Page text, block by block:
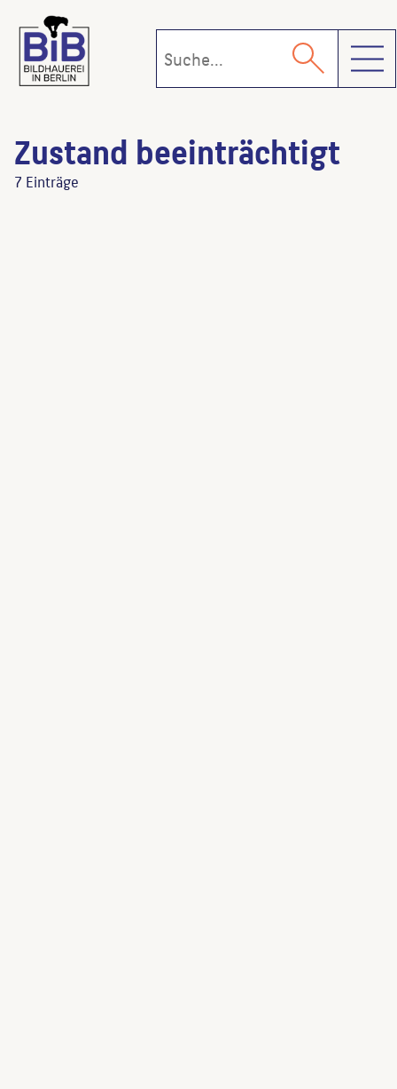
Zustand beeinträchtigt
7 Einträge